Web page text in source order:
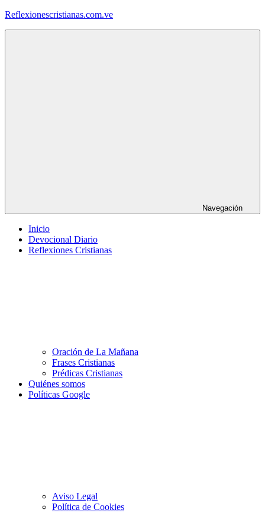
Saltar
Reflexionescristianas.com.ve
Navegación
Inicio
Devocional Diario
Reflexiones Cristianas
Oración de La Mañana
Frases Cristianas
Prédicas Cristianas
Quiénes somos
Políticas Google
Aviso Legal
Política de Cookies